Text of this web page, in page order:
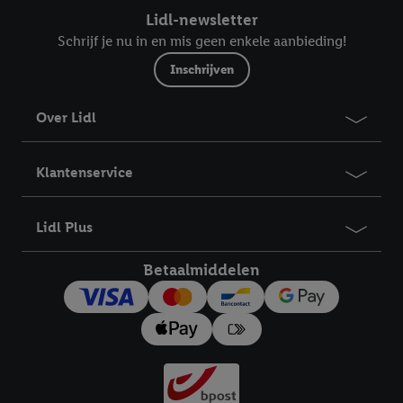
Lidl-newsletter
Schrijf je nu in en mis geen enkele aanbieding!
Inschrijven
Over Lidl
Klantenservice
Lidl Plus
Betaalmiddelen